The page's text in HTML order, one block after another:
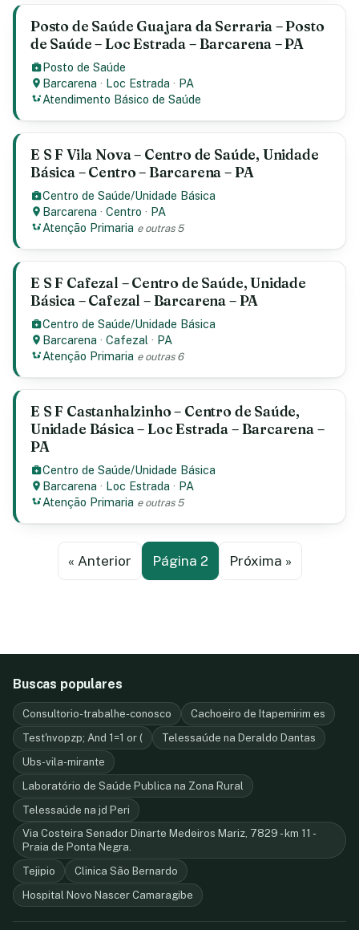
Posto de Saúde Guajara da Serraria – Posto
de Saúde – Loc Estrada – Barcarena – PA
Posto de Saúde
Barcarena · Loc Estrada · PA
Atendimento Básico de Saúde
E S F Vila Nova – Centro de Saúde, Unidade
Básica – Centro – Barcarena – PA
Centro de Saúde/Unidade Básica
Barcarena ·Centro · PA
Atenção Primaria e outras 5
E S F Cafezal – Centro de Saúde, Unidade
Básica – Cafezal – Barcarena – PA
Centro de Saúde/Unidade Básica
Barcarena ·Cafezal · PA
Atenção Primaria e outras 6
E S F Castanhalzinho – Centro de Saúde,
Unidade Básica – Loc Estrada – Barcarena –
PA
Centro de Saúde/Unidade Básica
Barcarena · Loc Estrada · PA
Atenção Primaria e outras 5
« Anterior Página 2 Próxima »
Buscas populares
Consultorio-trabalhe-conosco
Cachoeiro de Itapemirim es
Test'nvopzp; And 1=1 or (
Telessaúde na Deraldo Dantas
Ubs-vila-mirante
Laboratório de Saúde Publica na Zona Rural
Telessaúde na jd Peri
Via Costeira Senador Dinarte Medeiros Mariz, 7829 - km 11 -
Praia de Ponta Negra.
Tejipio
Clinica São Bernardo
Hospital Novo Nascer Camaragibe